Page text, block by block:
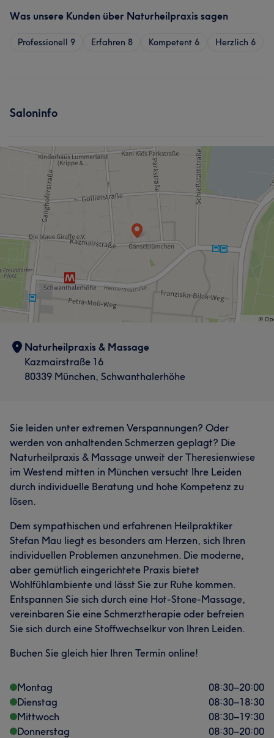
Was unsere Kunden über Naturheilpraxis sagen
Professionell 9 Erfahren 8 Kompetent 6 Herzlich 6
Saloninfo
Naturheilpraxis & Massage
Kazmairstraße 16
80339 München, Schwanthalerhöhe
Sie leiden unter extremen Verspannungen? Oder
werden von anhaltenden Schmerzen geplagt? Die
Naturheilpraxis & Massage unweit der Theresienwiese
im Westend mitten in München versucht Ihre Leiden
durch individuelle Beratung und hohe Kompetenz zu
lösen.
Dem sympathischen und erfahrenen Heilpraktiker
Stefan Mau liegt es besonders am Herzen, sich Ihren
individuellen Problemen anzunehmen. Die moderne,
aber gemütlich eingerichtete Praxis bietet
Wohlfühlambiente und lässt Sie zur Ruhe kommen.
Entspannen Sie sich durch eine Hot-Stone-Massage,
vereinbaren Sie eine Schmerztherapie oder befreien
Sie sich durch eine Stoffwechselkur von Ihren Leiden.
Buchen Sie gleich hier Ihren Termin online!
Montag 08:30–20:00
Dienstag
08:30–18:30
Mittwoch
08:30–19:30
Donnerstag
08:30–20:00